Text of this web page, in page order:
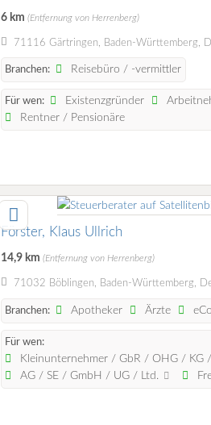
6 km (Entfernung von Herrenberg)
71116 Gärtringen, Baden-Württemberg,
Branchen: Reisebüro / -vermittler
Für wen: Existenzgründer
Rentner / Pensionäre
Förster, Klaus Ullrich
14,9 km (Entfernung von Herrenberg)
71032 Böblingen, Baden-Württemberg,
Branchen: Apotheker Ärzte
Für wen:
Kleinunternehmer / GbR / OHG / KG
AG / SE / GmbH / UG / Ltd.